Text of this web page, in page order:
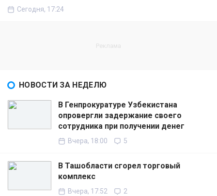
Сегодня, 17:24
НОВОСТИ ЗА НЕДЕЛЮ
В Генпрокуратуре Узбекистана
опровергли задержание своего
сотрудника при получении денег
Вчера, 18:00 5
В Ташобласти сгорел торговый
комплекс
Вчера, 17:52 2